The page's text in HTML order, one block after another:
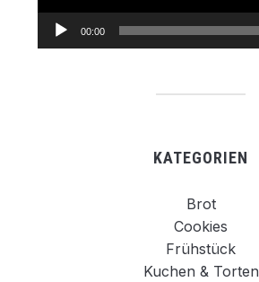
00:00
KATEGORIEN
Brot
Cookies
Frühstück
Kuchen & Torten